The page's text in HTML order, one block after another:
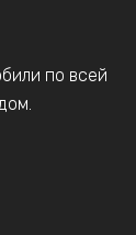
по всей